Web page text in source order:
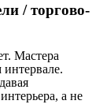
/ торгово-
Мастера
а не